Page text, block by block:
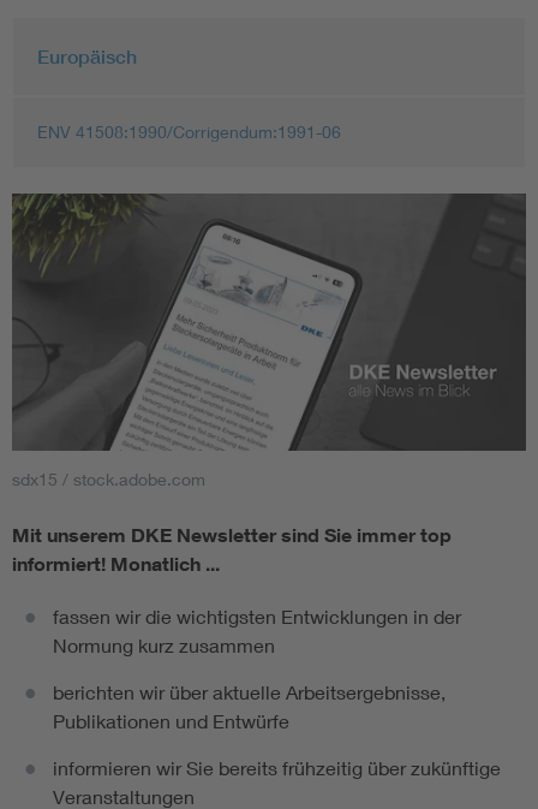
Europäisch
ENV 41508:1990/Corrigendum:1991-06
sdx15 / stock.adobe.com
Mit unserem DKE Newsletter sind Sie immer top
informiert! Monatlich ...
fassen wir die wichtigsten Entwicklungen in der
Normung kurz zusammen
berichten wir über aktuelle Arbeitsergebnisse,
Publikationen und Entwürfe
informieren wir Sie bereits frühzeitig über zukünftige
Veranstaltungen